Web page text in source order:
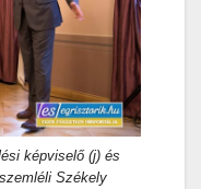
képviselő (j) és
Székely